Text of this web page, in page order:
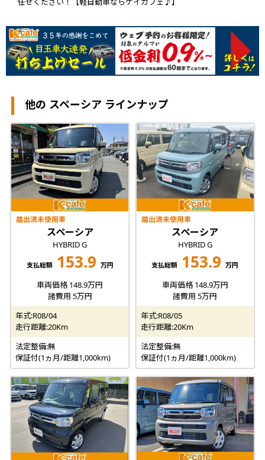
他の スペーシア ラインナップ
届出済未使用車
スペーシア
HYBRID G
支払総額 153.9 万円
車両価格 148.9万円
諸費用 5万円
年式:R08/04
走行距離:20Km
法定整備:無
保証付(1ヵ月/距離1,000km)
届出済未使用車
スペーシア
HYBRID G
支払総額 153.9 万円
車両価格 148.9万円
諸費用 5万円
年式:R08/05
走行距離:20Km
法定整備:無
保証付(1ヵ月/距離1,000km)